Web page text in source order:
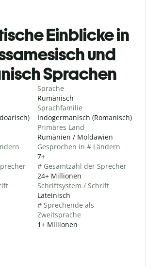
Einblicke in
und
Sprachen
Sprache
Rumänisch
Sprachfamilie
Indogermanisch (Romanisch)
Primäres Land
Rumänien / Moldawien
Gesprochen in # Ländern
7+
# Gesamtzahl der Sprecher
24+ Millionen
Schriftsystem / Schrift
Lateinisch
# Sprechende als
Zweitsprache
1+ Millionen